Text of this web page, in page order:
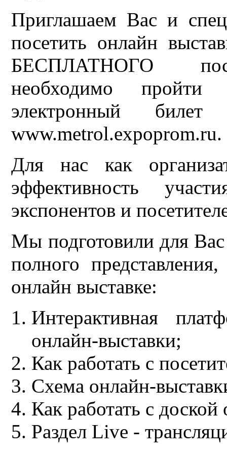
Приглашаем Вас и
посетить онлайн
БЕСПЛАТНОГО
необходимо пройти
электронный
www.metrol.expoprom.ru.
Для нас как
эффективность
экспонентов и
Мы подготовили для
полного
онлайн выставке:
Интерактивная
онлайн-выставки;
Как работать с
Схема онлайн-
Как работать с доской
Раздел Live -